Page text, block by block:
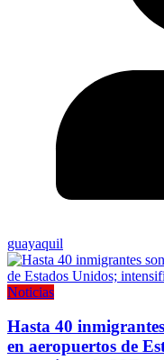
guayaquil
Noticias
Hasta 40
en aeropuertos de